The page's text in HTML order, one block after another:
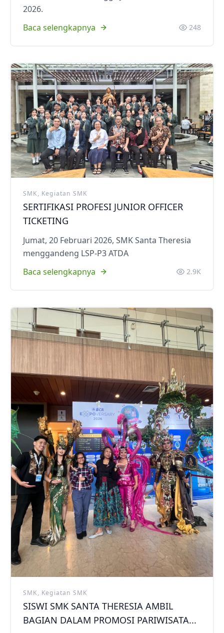
2026.
Baca selengkapnya
248
SMK, Kegiatan SMK
SERTIFIKASI PROFESI JUNIOR OFFICER
TICKETING
Jumat, 20 Februari 2026, SMK Santa Theresia
menggandeng LSP-P3 ATDA
Baca selengkapnya
2.9K
SMK, Kegiatan SMK
SISWI SMK SANTA THERESIA AMBIL
BAGIAN DALAM PROMOSI PARIWISATA...